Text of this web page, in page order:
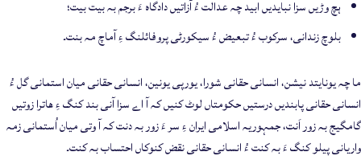
ہچ وڑیں سزا نبایدیں ابید چہ عدالت ءُ آزاتیں دادگاہ ءَ برجم بہ بیت بیت؛
بلوچ زندانی، سرکوب ءُ تبعیض ءُ سیکورٹی پروفائلنگ ءِ آماچ مہ بنت۔
ما چہ یونایتد نیشن، انسانی حقانی شورا، یورپی یونین، انسانی حقانی میان استمانی گل ءُ
انسانی حقانی پابندیں درستیں حکومتاں لوٹ کنیں کہ آ اے سزا آنی بند کنگ ءِ ھاترا زوتیں
گامگیج بہ زور اَنت، جمہوریہ اسلامی ایران ءِ سر ءَ زور بہ دنت کہ آ وتی میان اُستمانی زمہ
واریانی پیلو کنگ ءَ بہ کنت ءُ انسانی حقانی نقض کنوکاں احتساب بہ کنت۔